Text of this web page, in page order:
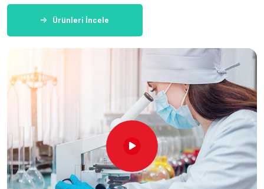
Ürünleri İncele